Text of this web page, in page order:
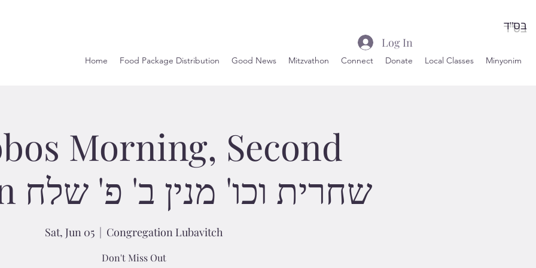
בס"ד
Home Food Package Distribution Good News Mitzvathon Connect Donate Local Classes Minyonim
Log In
Morning, Second
Minyan שחרית וכו' מנין ב' פ' שלח
Sat, Jun 05
  |
Congregation Lubavitch
Don't Miss Out